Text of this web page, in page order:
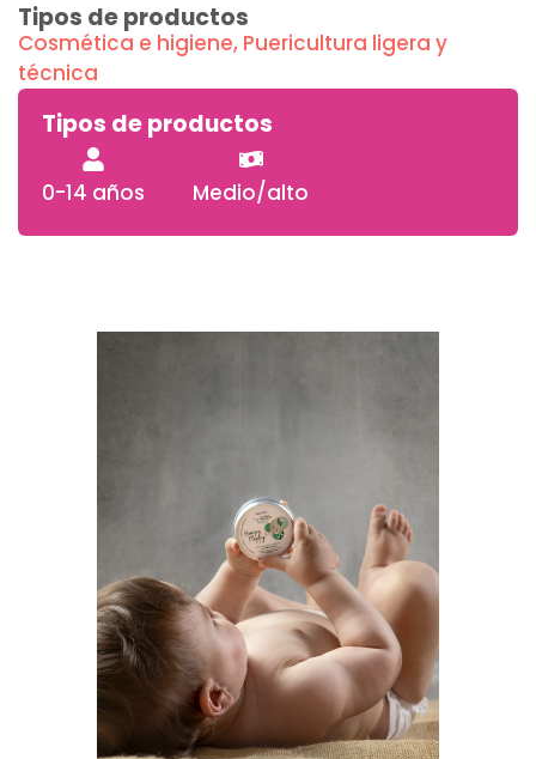
Tipos de productos
Cosmética e higiene, Puericultura ligera y
técnica
Tipos de productos
0-14 años Medio/alto